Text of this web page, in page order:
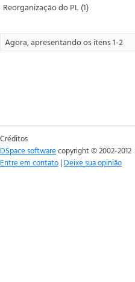
Reorganização do PL (1)
Agora, apresentando os itens 1-2
Créditos
DSpace softwarecopyright © 2002-2012
Entre em contato | Deixe sua opinião